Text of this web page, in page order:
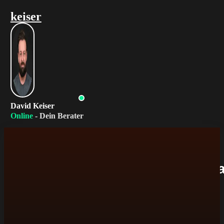
keiser
David Keiser
Online- Dein Berater
Erstgespräch in 1 Minute